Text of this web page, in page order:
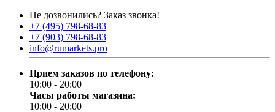
Не дозвонились? Заказ звонка!
+7 (495) 798-68-83
+7 (903) 798-68-83
info@rumarkets.pro
Прием заказов по телефону:
10:00 - 20:00
Часы работы магазина:
10:00 - 20:00